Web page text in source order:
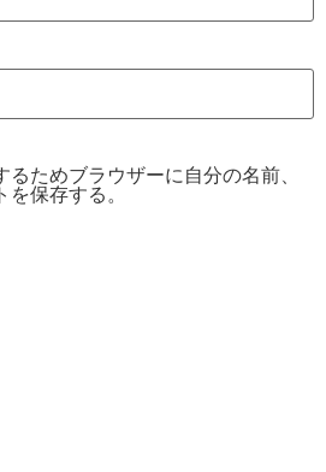
ためブラウザーに自分の名前、
保存する。